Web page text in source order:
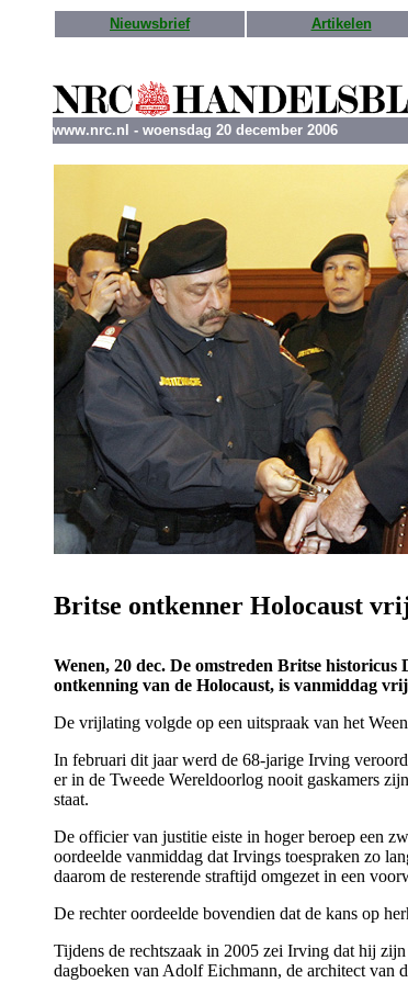
Nieuwsbrief Artikelen
www.nrc.nl - woensdag 20 december 2006
Britse ontkenner Holocaust
Wenen, 20 dec. De omstreden Britse
ontkenning van de Holocaust, is vanmiddag
De vrijlating volgde op een uitspraak van het
In februari dit jaar werd de 68-jarige Irving
er in de Tweede Wereldoorlog nooit gaskamers
staat.
De officier van justitie eiste in hoger beroep een
oordeelde vanmiddag dat Irvings toespraken zo
daarom de resterende straftijd omgezet in een
De rechter oordeelde bovendien dat de kans op
Tijdens de rechtszaak in 2005 zei Irving dat hij
dagboeken van Adolf Eichmann, de architect van